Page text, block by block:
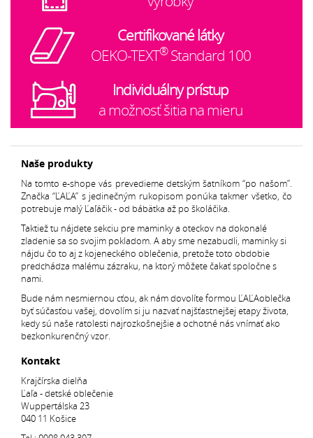
Certifikované látky
OEKO-TEXT®Standard 100
Individuálny prístup
a možnosť šitia na mieru
Naše produkty
Na tomto e-shope vás prevedieme detským šatníkom “po našom”.
Značka “ĽAĽA” s jedinečným rukopisom ponúka takmer všetko, čo
potrebuje malý Ľaľáčik - od bábätka až po školáčika.
Taktiež tu nájdete sekciu pre maminky a oteckov na dokonalé
zladenie sa so svojim pokladom. A aby sme nezabudli, maminky si
nájdu čo to aj z kojeneckého oblečenia, pretože toto obdobie
predchádza malému zázraku, na ktorý môžete čakať spoločne s
nami.
Bude nám nesmiernou cťou, ak nám dovolíte formou ĽAĽAoblečka
byť súčasťou vašej, dovolím si ju nazvať najšťastnejšej etapy života,
kedy sú naše ratolesti najrozkošnejšie a ochotné nás vnímať ako
bezkonkurenčný vzor.
Kontakt
Krajčírska dielňa
Ľaľa - detské oblečenie
Wuppertálska 23
040 11 Košice